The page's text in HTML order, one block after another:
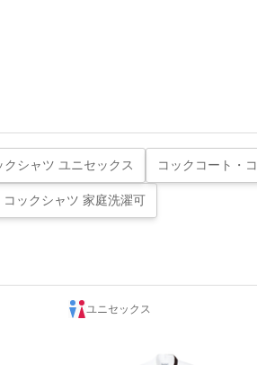
シャツ ユニセックス コックコート・
コックシャツ 家庭洗濯可
ユニセックス